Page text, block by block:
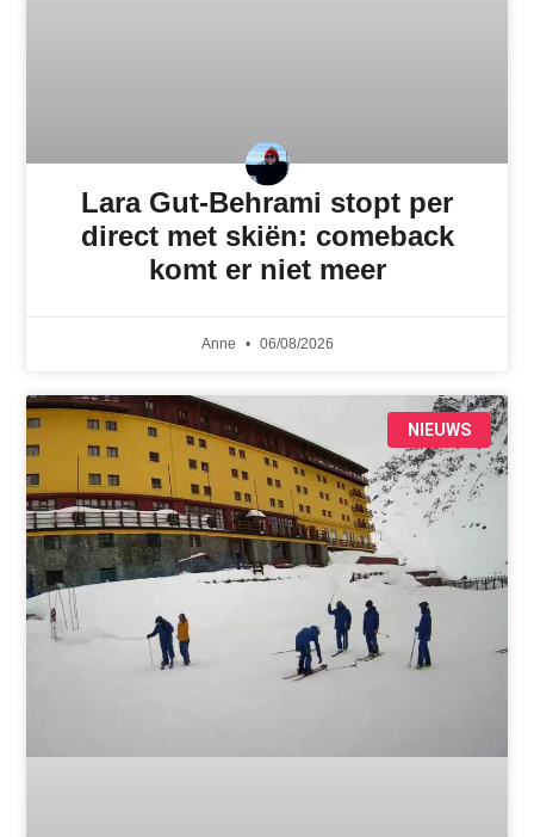
Lara Gut-Behrami stopt per
direct met skiën: comeback
komt er niet meer
Anne 06/08/2026
NIEUWS